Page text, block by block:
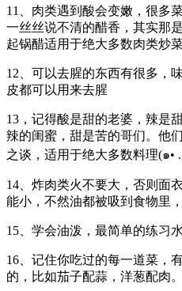
11、肉类遇到酸会变嫩，很多
一丝丝说不清的醋香，其实那
起锅醋适用于绝大多数肉类炒
12、可以去腥的东西有很多，
皮都可以用来去腥
13，记得酸是甜的老婆，辣是
辣的闺蜜，甜是苦的哥们。他
之谈，适用于绝大多数料理(๑•
14、炸肉类火不要大，否则面
能小，不然油都被吸到食物里
15、学会油泼，最简单的练习水
16、记住你吃过的每一道菜，
的，比如茄子配蒜，洋葱配肉。